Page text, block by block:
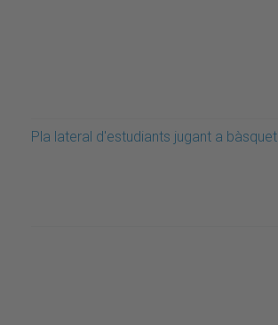
Pla lateral d'estudiants jugant a bàsquet